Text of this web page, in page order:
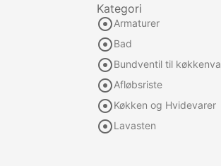
Kategori
Armaturer
Bad
Bundventil til
Afløbsriste
Køkken og Hvidevarer
Lavasten